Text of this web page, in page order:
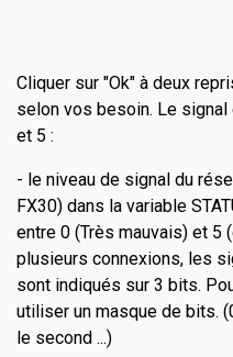
Cliquer sur "Ok" à deux
selon vos besoin. Le
et 5 :
- le niveau de signal du
FX30) dans la variable
entre 0 (Très mauvais) et 5
plusieurs connexions, les
sont indiqués sur 3 bits.
utiliser un masque de bits.
le second ...)